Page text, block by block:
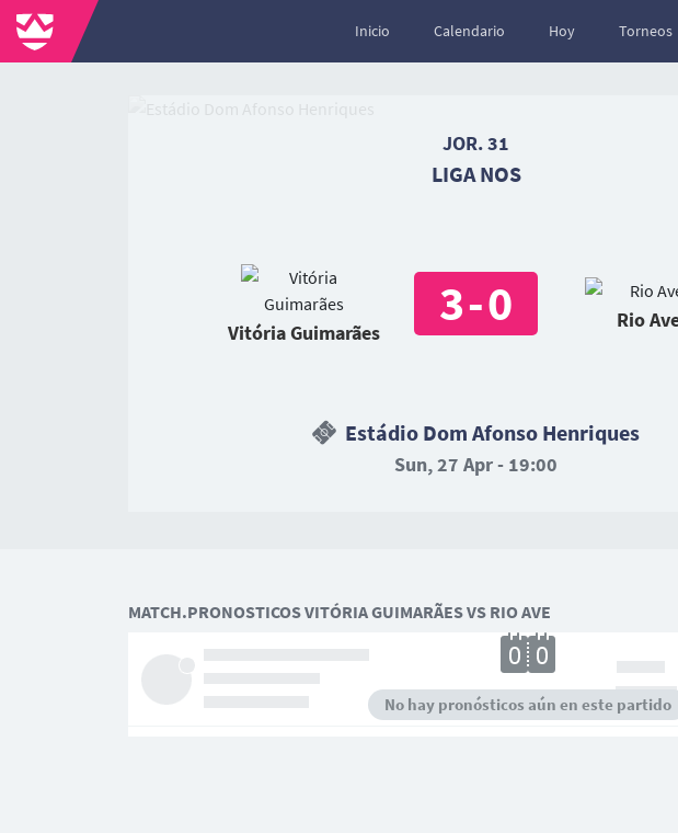
Inicio Calendario Hoy Torneos
JOR. 31
LIGA NOS
Vitória Guimarães 3-0 Rio
Estádio Dom Afonso Henriques
Sun, 27 Apr - 19:00
MATCH.PRONOSTICOS VITÓRIA GUIMARÃES VS RIO AVE
No hay pronósticos aún en este partido